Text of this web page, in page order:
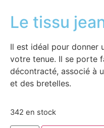
Le tissu
Il est idéal pour donner
votre tenue. Il se porte
décontracté, associé à
et des bretelles.
342 en stock